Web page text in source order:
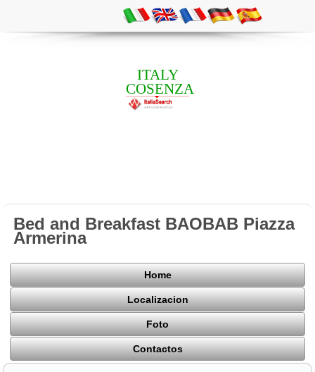
ITALY
COSENZA
Bed and Breakfast BAOBAB Piazza
Armerina
Home
Localizacion
Foto
Contactos